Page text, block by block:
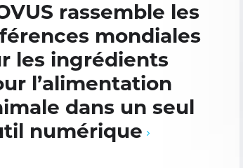
rassemble les
mondiales
les ingrédients
l’alimentation
dans un seul
numérique